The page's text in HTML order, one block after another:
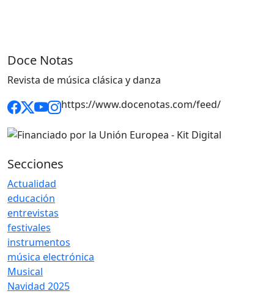
Doce Notas
Revista de música clásica y danza
https://www.docenotas.com/feed/
Secciones
Actualidad
educación
entrevistas
festivales
instrumentos
música electrónica
Musical
Navidad 2025